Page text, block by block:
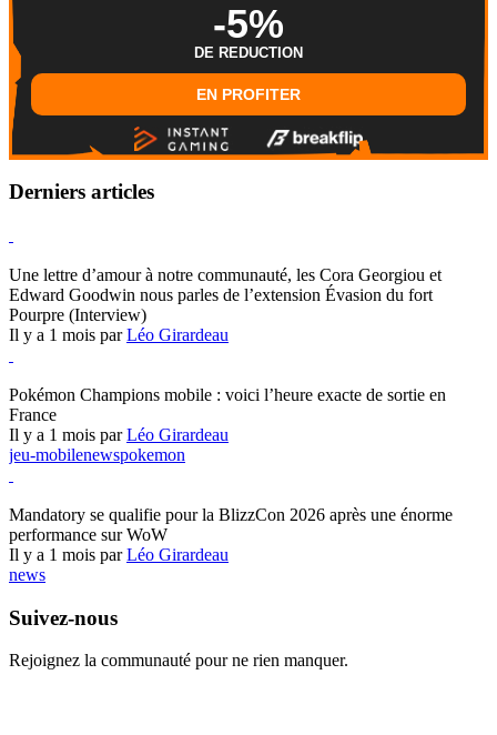
-5%
DE REDUCTION
EN PROFITER
Derniers articles
Une lettre d’amour à notre communauté, les Cora Georgiou et
Edward Goodwin nous parles de l’extension Évasion du fort
Pourpre (Interview)
Il y a 1 mois parLéo Girardeau
Pokémon Champions mobile : voici l’heure exacte de sortie en
France
Il y a 1 mois parLéo Girardeau
jeu-mobilenewspokemon
Mandatory se qualifie pour la BlizzCon 2026 après une énorme
performance sur WoW
Il y a 1 mois parLéo Girardeau
news
Suivez-nous
Rejoignez la communauté pour ne rien manquer.